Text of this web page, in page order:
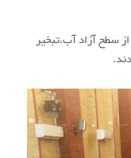
سطح آزاد آب،تبخیر